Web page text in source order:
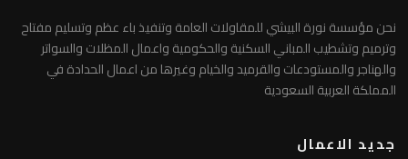
نحن مؤسسة نورة البيشي للمقاولات العامة وتنفيذ باء عظم وتسليم مفتاح
وترميم وتشطيب المباني السكنية والحكومية واعمال المظلات والسواتر
والهناجر والمستودعات والقرميد والخيام وغيرها من اعمال الحدادة في
المملكة العربية السعودية
جديد الاعمال